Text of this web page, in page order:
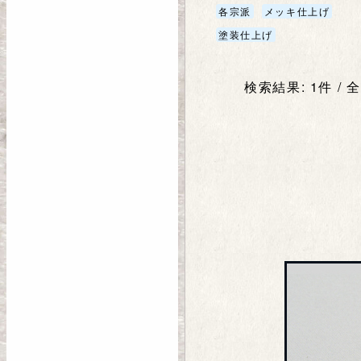
各宗派
メッキ仕上げ
塗装仕上げ
検索結果: 1件 /